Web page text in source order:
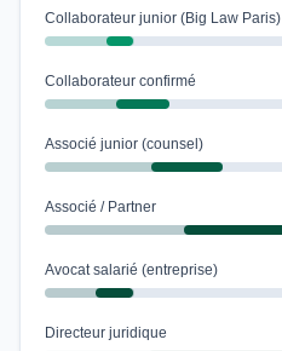
Collaborateur junior (Big Law Paris)
Collaborateur confirmé
Associé junior (counsel)
Associé / Partner
Avocat salarié (entreprise)
Directeur juridique